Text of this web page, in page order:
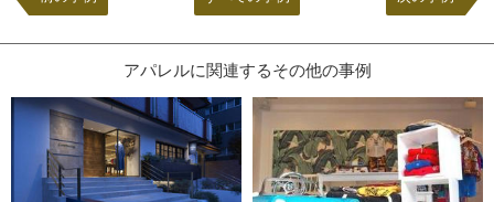
アパレルに関連するその他の事例